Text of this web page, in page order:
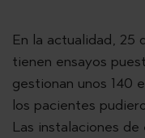
En la actualidad, 25
tienen ensayos
gestionan unos 140
los pacientes
Las instalaciones